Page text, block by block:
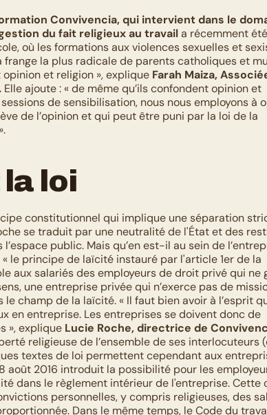
Convivencia, qui intervient dans le
du fait religieux au travail a récemment
où les formations aux violences sexuelles et
frange la plus radicale de parents catholiques et
et religion », explique Farah Maiza,
Elle ajoute : « de même qu’ils confondent opinion et
de sensibilisation, nous nous employons à
de l’opinion et qui peut être puni par la loi de la
loi
constitutionnel qui implique une séparation
se traduit par une neutralité de l'État et des
public. Mais qu’en est-il au sein de
le principe de laïcité instauré par l'article 1er de la
aux salariés des employeurs de droit privé qui ne
une entreprise privée qui n’exerce pas de
champ de la laïcité. « Il faut bien avoir à l’esprit
en entreprise. Les entreprises se doivent donc de
», explique Lucie Roche, directrice de
religieuse de l’ensemble de ses interlocuteurs
textes de loi permettent cependant aux
août 2016 introduit la possibilité pour les
dans le règlement intérieur de l'entreprise. Cette
personnelles, y compris religieuses, des
Dans le même temps, le Code du